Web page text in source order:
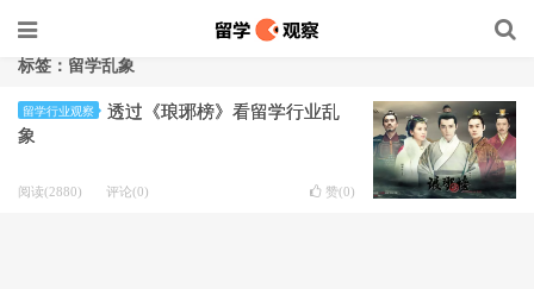
标签：留学乱象
留学行业观察
透过《琅琊榜》看留学行业乱
象
阅读(2880) 评论(0) 赞(0)